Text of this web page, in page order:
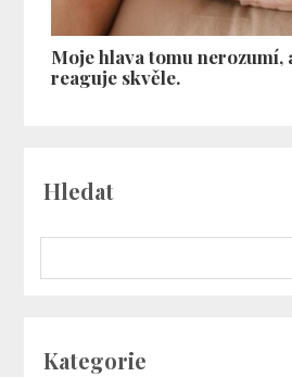
Moje hlava tomu nerozumí,
reaguje skvěle.
Hledat
Kategorie